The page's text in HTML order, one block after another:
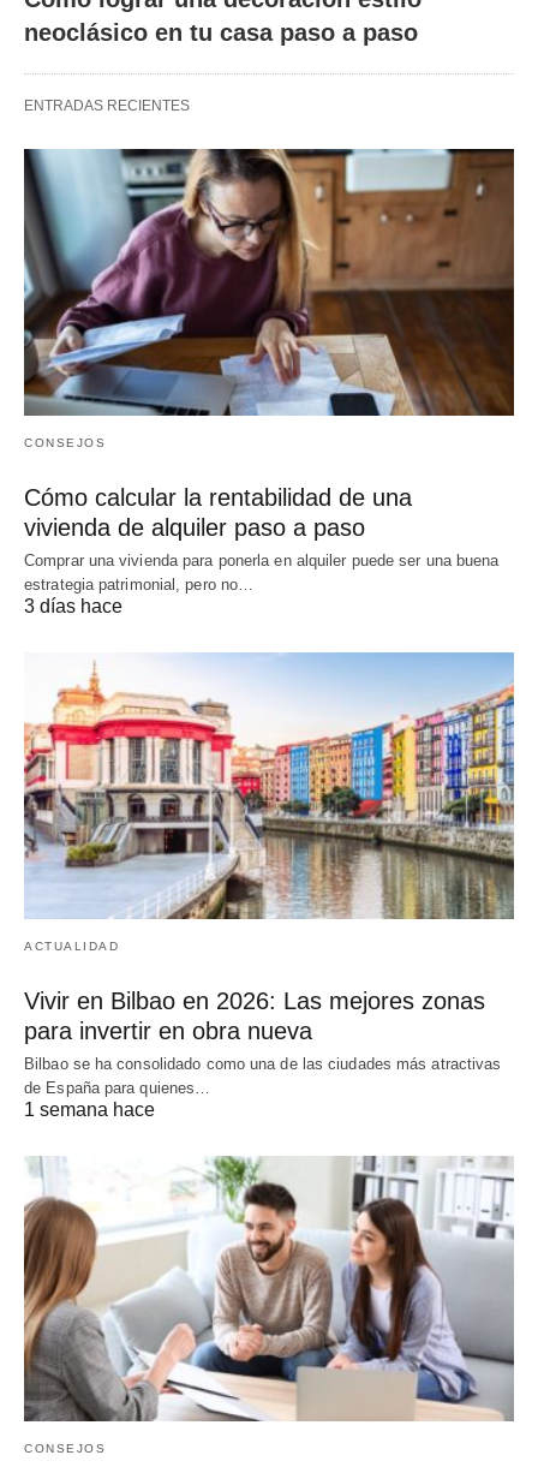
neoclásico en tu casa paso a paso
ENTRADAS RECIENTES
CONSEJOS
Cómo calcular la rentabilidad de una
vivienda de alquiler paso a paso
Comprar una vivienda para ponerla en alquiler puede ser una buena
estrategia patrimonial, pero no…
3 días hace
ACTUALIDAD
Vivir en Bilbao en 2026: Las mejores zonas
para invertir en obra nueva
Bilbao se ha consolidado como una de las ciudades más atractivas
de España para quienes…
1 semana hace
CONSEJOS